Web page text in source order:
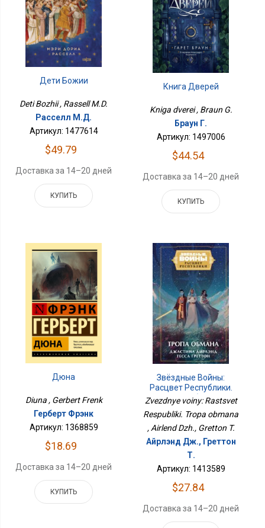
Дети Божии
Deti Bozhii , Rassell M.D.
Расселл М.Д.
Артикул: 1477614
$49.79
Доставка за 14–20 дней
КУПИТЬ
Книга Дверей
Kniga dverei , Braun G.
Браун Г.
Артикул: 1497006
$44.54
Доставка за 14–20 дней
КУПИТЬ
Дюна
Diuna , Gerbert Frenk
Герберт Фрэнк
Артикул: 1368859
$18.69
Доставка за 14–20 дней
КУПИТЬ
Звёздные Войны:
Расцвет Республики.
Тропа Обмана
Zvezdnye voiny: Rastsvet
Respubliki. Tropa obmana
, Airlend Dzh., Gretton T.
Айрлэнд Дж., Греттон
Т.
Артикул: 1413589
$27.84
Доставка за 14–20 дней